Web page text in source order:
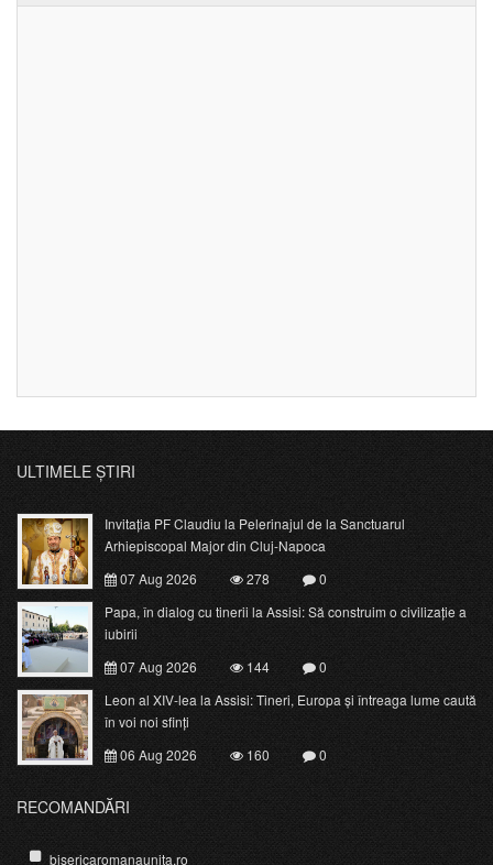
ULTIMELE ȘTIRI
Invitația PF Claudiu la Pelerinajul de la Sanctuarul
Arhiepiscopal Major din Cluj-Napoca
07 Aug 2026
278
0
Papa, în dialog cu tinerii la Assisi: Să construim o civilizație a
iubirii
07 Aug 2026
144
0
Leon al XIV-lea la Assisi: Tineri, Europa și întreaga lume caută
în voi noi sfinți
06 Aug 2026
160 0
RECOMANDĂRI
bisericaromanaunita.ro